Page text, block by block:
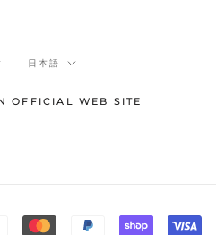
言
日本語
OFFICIAL WEB SITE